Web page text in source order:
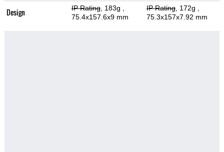
Design IP Rating, 183g
75.4x157.6x9 mm
IP Rating, 172g
75.3x157x7.92 mm